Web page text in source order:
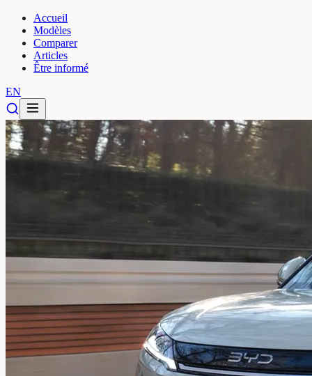
Accueil
Modèles
Comparer
Articles
Être informé
EN